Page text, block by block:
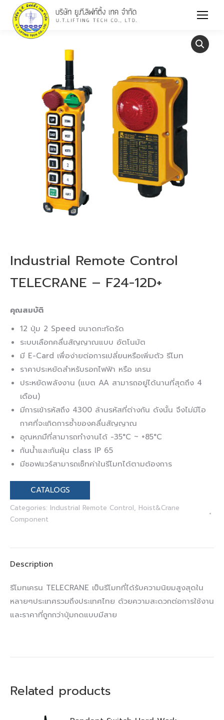
Industrial Remote Control
TELECRANE – F24-12D+
คุณสมบัติ
12 ปุ่ม 2 Speed ขนาดกะทัดรัด
ระบบเลือกคลื่นสัญญาณแบบ อัตโนมัต
มี E-Card เพื่อง่ายต่อการเปลี่ยนหรือเพิ่มตัว รีโมท
ราคาประหยัดสำหรับรอกไฟฟ้า หรือ เครน
ประหยัดพลังงาน (แบต AA สามารถอยู่ได้นานที่สุดถึง 4
เดือน)
มีการเข้ารหัสถึง 4300 ล้านรหัสที่ต่างกัน ดังนั้น จึงไม่มีโอ
กาศที่จะเกิดการซ้ำของคลื่นสัญญาณ
อุณหภมืที่สามารถทำงานได้ -35°C ~ +85°C
กันน้ำและกันฝุ่น class IP 65
มีซอฟแวร์สามารถเซ็ทค่าในรีโมทได้ตามต้องการ
CATALOGS
Categories: Industrial Remote Control, Hoist&Crane
Component
Description
รีโมทเครน TELECRANE เป็นรีโมทที่ได้รับความนิยมสูงสุดใน
หลายๆประเทศรวมถึงประเทศไทย ด้วยความสะดวกต่อการใช้งาน
และราคาที่ถูกกว่าปุ่มกดแบบมีสาย
Related products